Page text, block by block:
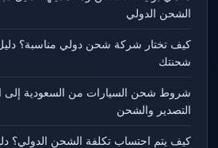
الشحن الدولي
كيف تختار شركة شحن دولي مناسبة؟
شحنتك
شروط شحن السيارات من السعودية إلى
التصدير والشحن
كيف يتم احتساب تكلفة الشحن الدولي؟